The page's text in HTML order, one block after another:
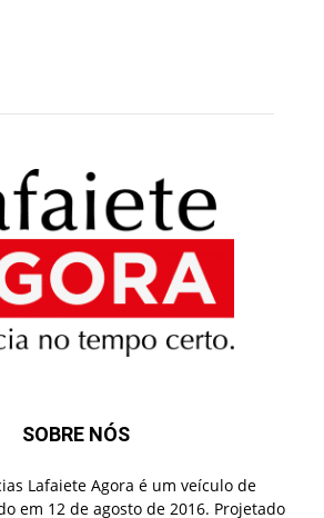
SOBRE NÓS
Lafaiete Agora é um veículo de
em 12 de agosto de 2016. Projetado